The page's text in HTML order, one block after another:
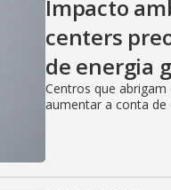
Impacto
centers
de energia
Centros que
aumentar a conta de